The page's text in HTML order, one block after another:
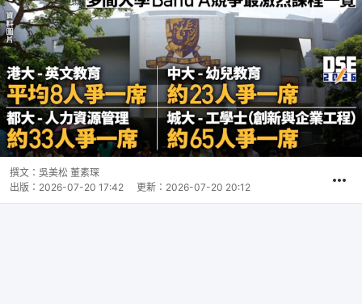
撰文： 吳美松 董素琛
出版： 2026-07-20 17:42 更新： 2026-07-20 20:12